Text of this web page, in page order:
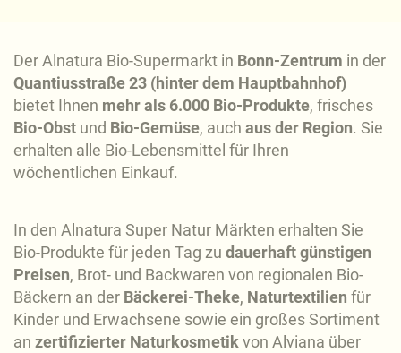
Der Alnatura Bio-Supermarkt in Bonn-Zentrum in der
Quantiusstraße 23 (hinter dem Hauptbahnhof)
bietet Ihnen mehr als 6.000 Bio-Produkte, frisches
Bio-Obst und Bio-Gemüse, auch aus der Region. Sie
erhalten alle Bio-Lebensmittel für Ihren
wöchentlichen Einkauf.
In den Alnatura Super Natur Märkten erhalten Sie
Bio-Produkte für jeden Tag zu dauerhaft günstigen
Preisen, Brot- und Backwaren von regionalen Bio-
Bäckern an der Bäckerei-Theke, Naturtextilien für
Kinder und Erwachsene sowie ein großes Sortiment
an zertifizierter Naturkosmetik von Alviana über